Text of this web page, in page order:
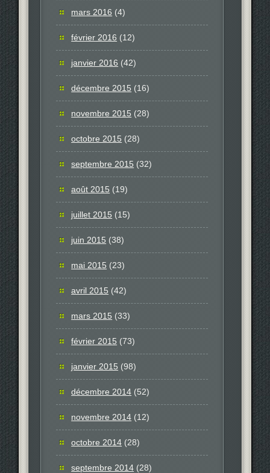
mars 2016 (4)
février 2016 (12)
janvier 2016 (42)
décembre 2015 (16)
novembre 2015 (28)
octobre 2015 (28)
septembre 2015 (32)
août 2015 (19)
juillet 2015 (15)
juin 2015 (38)
mai 2015 (23)
avril 2015 (42)
mars 2015 (33)
février 2015 (73)
janvier 2015 (98)
décembre 2014 (52)
novembre 2014 (12)
octobre 2014 (28)
septembre 2014 (28)